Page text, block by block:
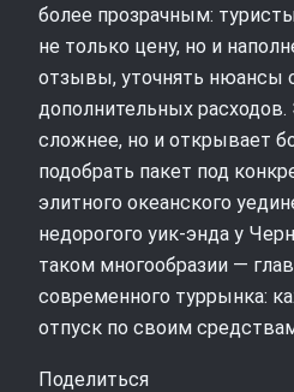
более прозрачным:
не только цену, но и
отзывы, уточнять нюансы
дополнительных
сложнее, но и открывает
подобрать пакет под
элитного океанского
недорогого уик-энда у
таком многообразии —
современного туррынка:
отпуск по своим
Поделиться